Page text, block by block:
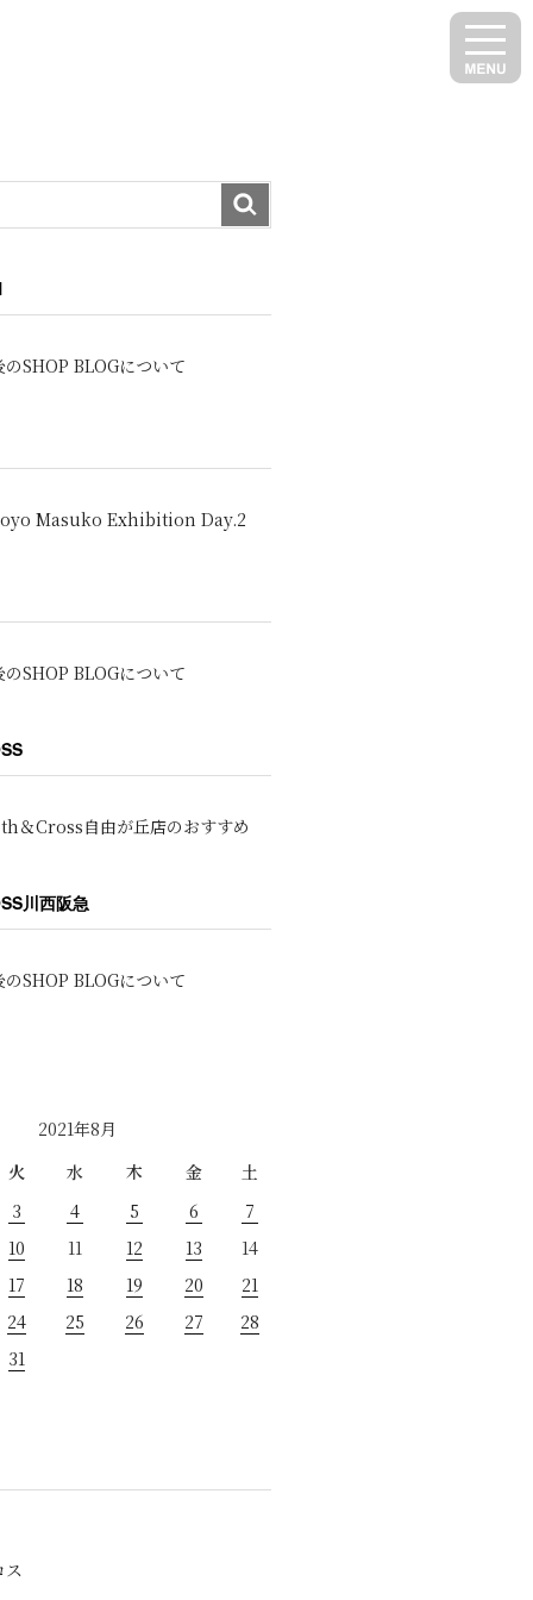
のSHOP BLOGについて
Masuko Exhibition Day.2
のSHOP BLOGについて
＆Cross自由が丘店のおすすめ
川西阪急
のSHOP BLOGについて
2021年8月
火 水 木 金
土
3 4 5 6
7
10 11 12 13
14
17 18 19 20
21
24 25 26 27
28
31
ス